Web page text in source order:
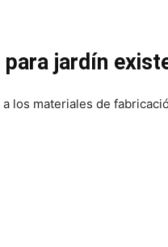
jardín
los materiales de